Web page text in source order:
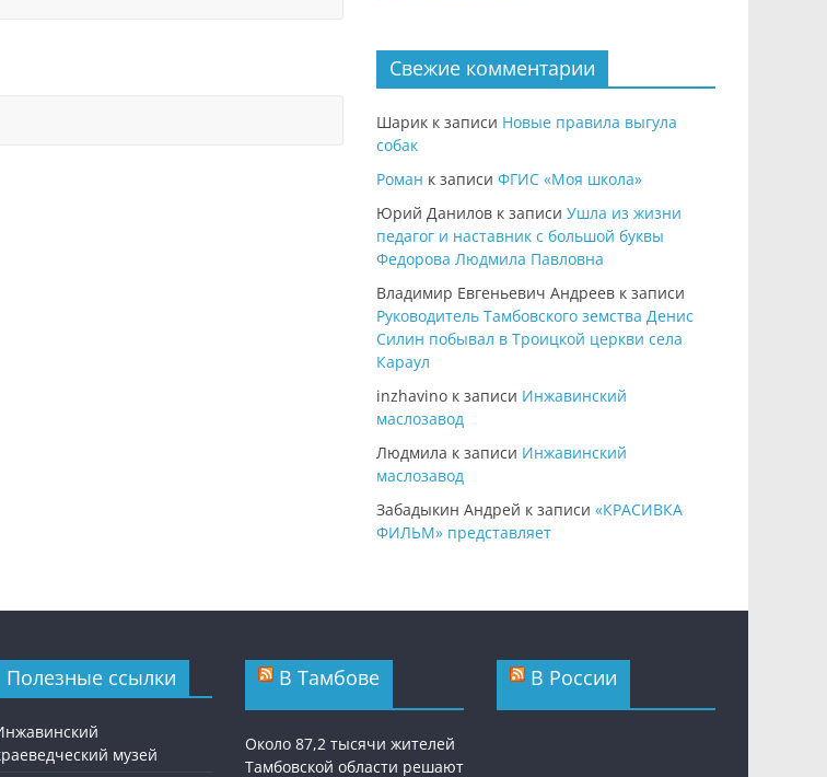
Свежие комментарии
Шарик к записи Новые правила выгула
собак
Роман к записи ФГИС «Моя школа»
Юрий Данилов к записи Ушла из жизни
педагог и наставник с большой буквы
Федорова Людмила Павловна
Владимир Евгеньевич Андреев к записи
Руководитель Тамбовского земства Денис
Силин побывал в Троицкой церкви села
Караул
inzhavino к записи Инжавинский
маслозавод
Людмила к записи Инжавинский
маслозавод
Забадыкин Андрей к записи «КРАСИВКА
ФИЛЬМ» представляет
Полезные ссылки
музей
В Тамбове
Около 87,2 тысячи жителей
Тамбовской области решают
В России